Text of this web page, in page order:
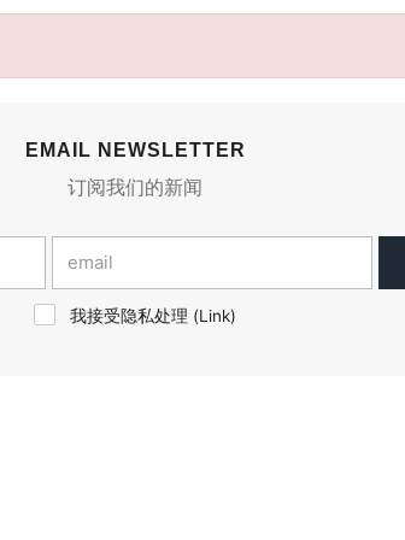
EMAIL NEWSLETTER
订阅我们的新闻
我接受隐私处理 (Link)